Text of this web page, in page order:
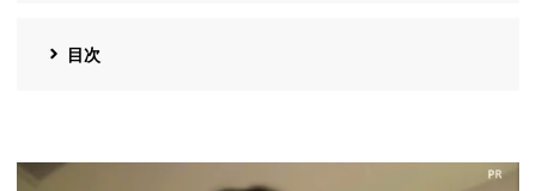
目次
https://pcmax.jp/lp/?